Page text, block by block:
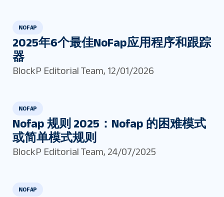
NOFAP
2025年6个最佳NoFap应用程序和跟踪
器
BlockP Editorial Team, 12/01/2026
NOFAP
Nofap 规则 2025：Nofap 的困难模式
或简单模式规则
BlockP Editorial Team, 24/07/2025
NOFAP